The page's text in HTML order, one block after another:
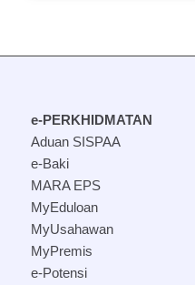
e-PERKHIDMATAN
Aduan SISPAA
e-Baki
MARA EPS
MyEduloan
MyUsahawan
MyPremis
e-Potensi